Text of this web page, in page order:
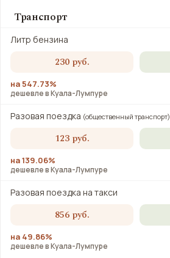
Транспорт
Литр бензина
230 руб.
на 547.73%
дешевле в Куала-Лумпуре
Разовая поездка (общественный транспорт)
123 руб.
на 139.06%
дешевле в Куала-Лумпуре
Разовая поездка на такси
856 руб.
на 49.86%
дешевле в Куала-Лумпуре